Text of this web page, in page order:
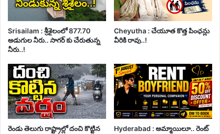
Srisailam : శ్రీశైలంలో 877.70
అడుగుల నీరు.. సాగర్ కు చేరుతున్న
నీరు..!
Cheyutha : చేయూత కొత్త పింఛన్లు
వీరికి రావు..!
రెండు తెలుగు రాష్ట్రాల్లో దంచి కొట్టిన
Hyderabad : అమ్మాయిలూ.. రెంట్